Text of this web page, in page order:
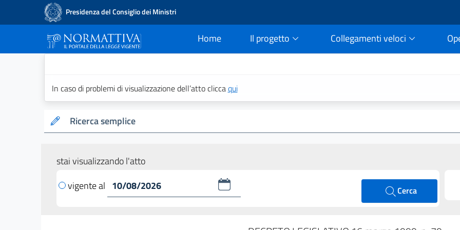
Presidenza del Consiglio dei Ministri
Home
current Il progetto Collegamenti veloci
In caso di problemi di visualizzazione dell’atto cliccaqui
Ricerca semplice
stai visualizzando l'atto
vigente al
Cerca